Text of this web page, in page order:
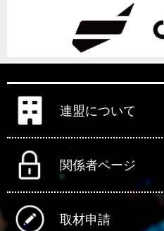
連盟について
関係者ページ
取材申請